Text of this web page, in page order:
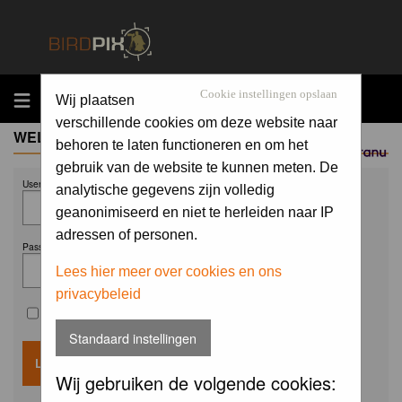
MENU
Sponsored by
Cookie instellingen opslaan
Wij plaatsen
verschillende cookies om deze website naar
behoren te laten functioneren en om het
gebruik van de website te kunnen meten. De
analytische gegevens zijn volledig
geanonimiseerd en niet te herleiden naar IP
adressen of personen.
Lees hier meer over cookies en ons
privacybeleid
Standaard instellingen
Wij gebruiken de volgende cookies:
WELCOME GUEST
Username:
Password: